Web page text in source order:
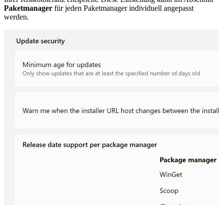
Paketmanager für jeden Paketmanager individuell angepasst
werden.